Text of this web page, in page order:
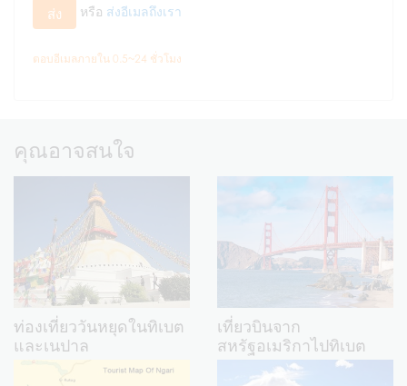
ส่ง หรือ ส่งอีเมลถึงเรา
ตอบอีเมลภายใน 0.5~24 ชั่วโมง
คุณอาจสนใจ
ท่องเที่ยววันหยุดในทิเบต
และเนปาล
เที่ยวบินจาก
สหรัฐอเมริกาไปทิเบต